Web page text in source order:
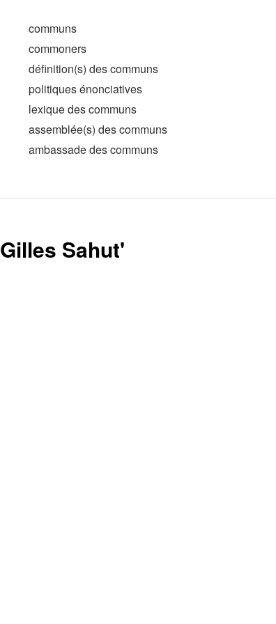
communs
commoners
définition(s) des communs
politiques énonciatives
lexique des communs
assemblée(s) des communs
ambassade des communs
Gilles Sahut'